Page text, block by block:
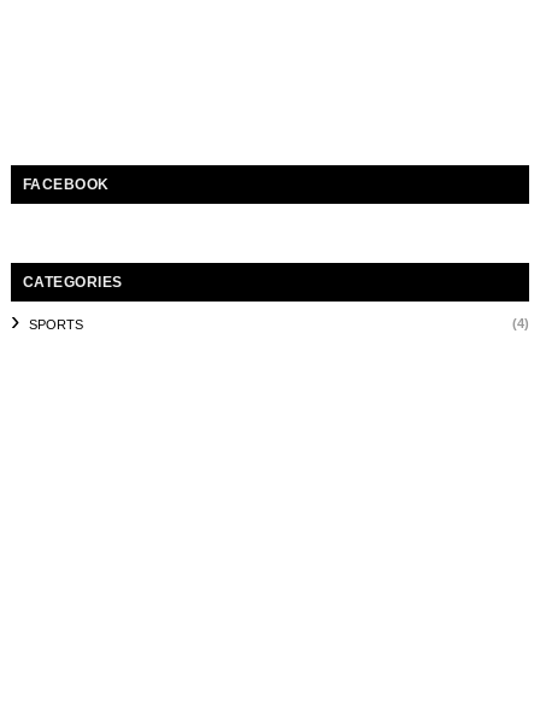
FACEBOOK
CATEGORIES
SPORTS (4)